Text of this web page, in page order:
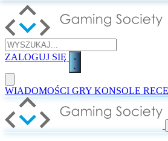
ZALOGUJ SIĘ
WIADOMOŚCI GRY KONSOLE